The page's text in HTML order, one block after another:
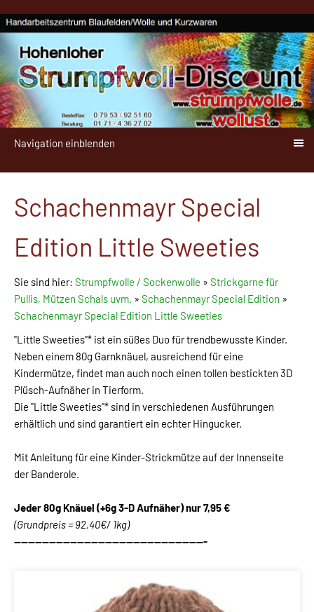
Navigation einblenden
Schachenmayr Special
Edition Little Sweeties
Sie sind hier: Strumpfwolle / Sockenwolle » Strickgarne für
Pullis, Mützen Schals uvm. » Schachenmayr Special Edition »
Schachenmayr Special Edition Little Sweeties
"Little Sweeties"* ist ein süßes Duo für trendbewusste Kinder.
Neben einem 80g Garnknäuel, ausreichend für eine
Kindermütze, findet man auch noch einen tollen bestickten 3D
Plüsch-Aufnäher in Tierform.
Die "Little Sweeties"* sind in verschiedenen Ausführungen
erhältlich und sind garantiert ein echter Hingucker.
Mit Anleitung für eine Kinder-Strickmütze auf der Innenseite
der Banderole.
Jeder 80g Knäuel (+6g 3-D Aufnäher) nur 7,95 €
(Grundpreis = 92,40€/ 1kg)
-------------------------------------------------------